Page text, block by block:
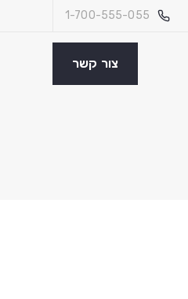
1-700-555-055
צור קשר